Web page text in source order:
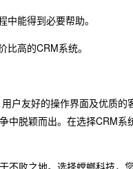
能得到必要帮助。
高的CRM系统。
户友好的操作界面及优质
中脱颖而出。在选择CRM系
败之地。选择螳螂科技，